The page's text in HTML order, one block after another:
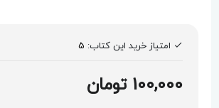
امتیاز خرید این کتاب: 5
100,000 تومان